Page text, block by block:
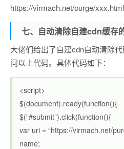
https://virmach.net/purge/xxx.html
七、自动清除自建cdn缓存
大佬们给出了自建cdn自动清除
问以上代码。具体代码如下：
<script>
$(document).ready(function(){
$(“#submit”).click(function(){
var uri = “https://virmach.net/
name;